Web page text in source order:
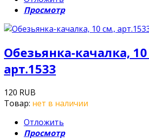
Просмотр
Обезьянка-качалка,
арт.1533
120 RUB
Товар: нет в наличии
Отложить
Просмотр